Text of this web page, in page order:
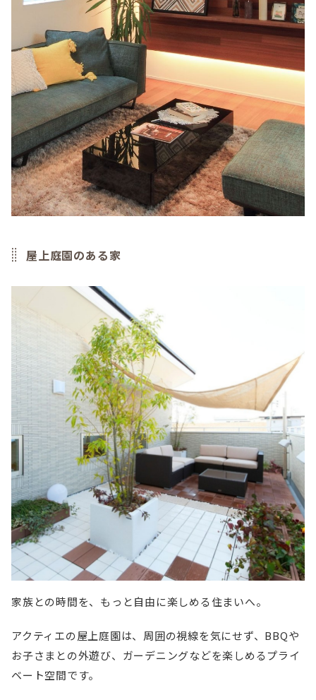
屋上庭園のある家
家族との時間を、もっと自由に楽しめる住まいへ。
アクティエの屋上庭園は、周囲の視線を気にせず、BBQや
お子さまとの外遊び、ガーデニングなどを楽しめるプライ
ベート空間です。